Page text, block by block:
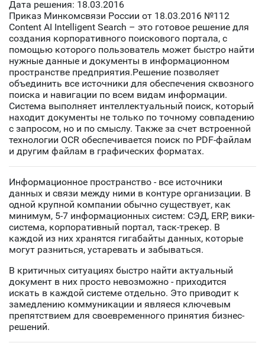
Дата решения: 18.03.2016
Приказ Минкомсвязи России от 18.03.2016 №112
Content AI Intelligent Search – это готовое решение для
создания корпоративного поискового портала, с
помощью которого пользователь может быстро найти
нужные данные и документы в информационном
пространстве предприятия.Решение позволяет
объединить все источники для обеспечения сквозного
поиска и навигации по всем видам информации.
Система выполняет интеллектуальный поиск, который
находит документы не только по точному совпадению
с запросом, но и по смыслу. Также за счет встроенной
технологии OCR обеспечивается поиск по PDF-файлам
и другим файлам в графических форматах.
Информационное пространство - все источники
данных и связи между ними в контуре организации. В
одной крупной компании обычно существует, как
минимум, 5-7 информационных систем: СЭД, ERP, вики-
система, корпоративный портал, таск-трекер. В
каждой из них хранятся гигабайты данных, которые
могут разниться, устаревать и забываться.
В критичных ситуациях быстро найти актуальный
документ в них просто невозможно - приходится
искать в каждой системе отдельно. Это приводит к
замедлению коммуникации и являеся ключевым
препятствием для своевременного принятия бизнес-
решений.